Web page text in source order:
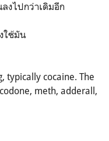
งไปกว่าเดิมอีก
ใช้มัน
typically cocaine. The
meth, adderall,